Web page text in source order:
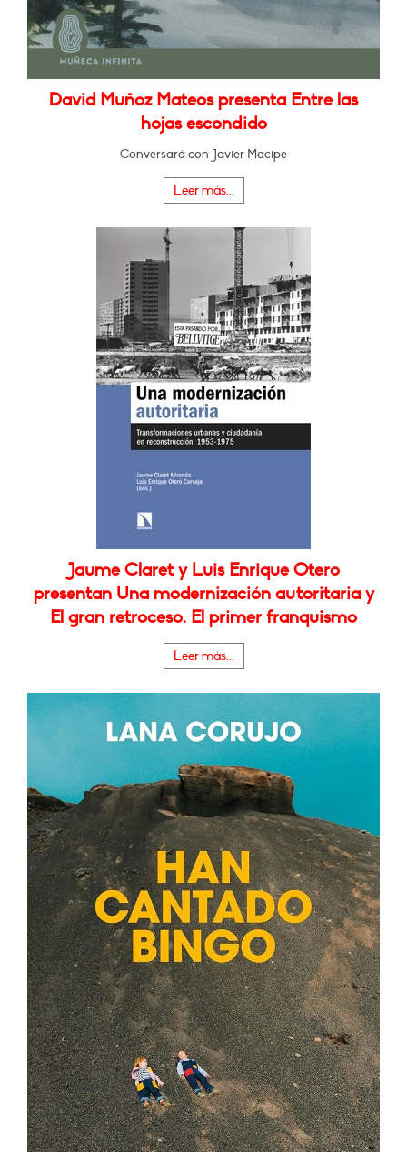
David Muñoz Mateos presenta Entre las
hojas escondido
Conversará con Javier Macipe
Leer más...
Jaume Claret y Luis Enrique Otero
presentan Una modernización autoritaria y
El gran retroceso. El primer franquismo
Leer más...